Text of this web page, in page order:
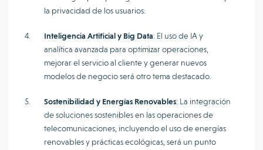
la privacidad de los usuarios.
Inteligencia Artificial y Big Data: El uso de IA y
analítica avanzada para optimizar operaciones,
mejorar el servicio al cliente y generar nuevos
modelos de negocio será otro tema destacado.
Sostenibilidad y Energías Renovables: La integración
de soluciones sostenibles en las operaciones de
telecomunicaciones, incluyendo el uso de energías
renovables y prácticas ecológicas, será un punto